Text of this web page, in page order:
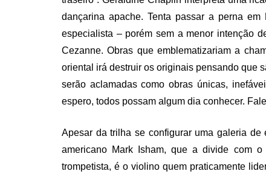
dançarina apache. Tenta passar a perna
especialista – porém sem a menor intenção
Cezanne. Obras que emblematizariam a
oriental irá destruir os originais pensando que
serão aclamadas como obras únicas,
espero, todos possam algum dia conhecer.
Apesar da trilha se configurar uma galeria
americano Mark Isham, que a divide com
trompetista, é o violino quem praticamente